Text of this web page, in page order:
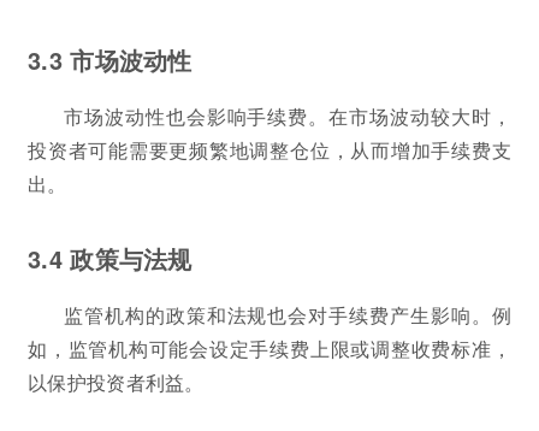
3.3 市场波动性
市场波动性也会影响手续费。在市场波动较大时，
投资者可能需要更频繁地调整仓位，从而增加手续费支
出。
3.4 政策与法规
监管机构的政策和法规也会对手续费产生影响。例
如，监管机构可能会设定手续费上限或调整收费标准，
以保护投资者利益。